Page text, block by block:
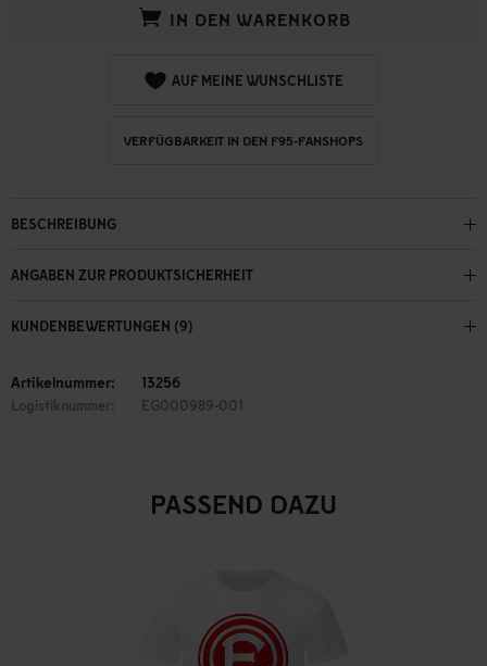
IN DEN WARENKORB
AUF MEINE WUNSCHLISTE
VERFÜGBARKEIT IN DEN F95-FANSHOPS
BESCHREIBUNG
ANGABEN ZUR PRODUKTSICHERHEIT
KUNDENBEWERTUNGEN (9)
Artikelnummer: 13256
Logistiknummer: EG000989-001
PASSEND DAZU